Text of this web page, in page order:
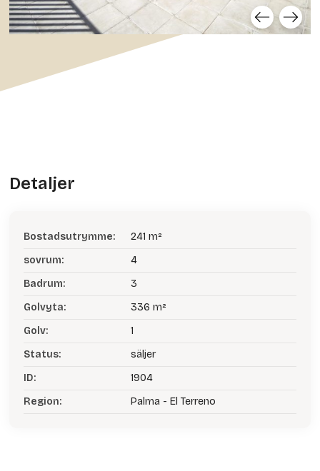
Detaljer
Bostadsutrymme:
241 m²
sovrum:
4
Badrum:
3
Golvyta:
336 m²
Golv:
1
Status:
säljer
ID:
1904
Region:
Palma - El Terreno